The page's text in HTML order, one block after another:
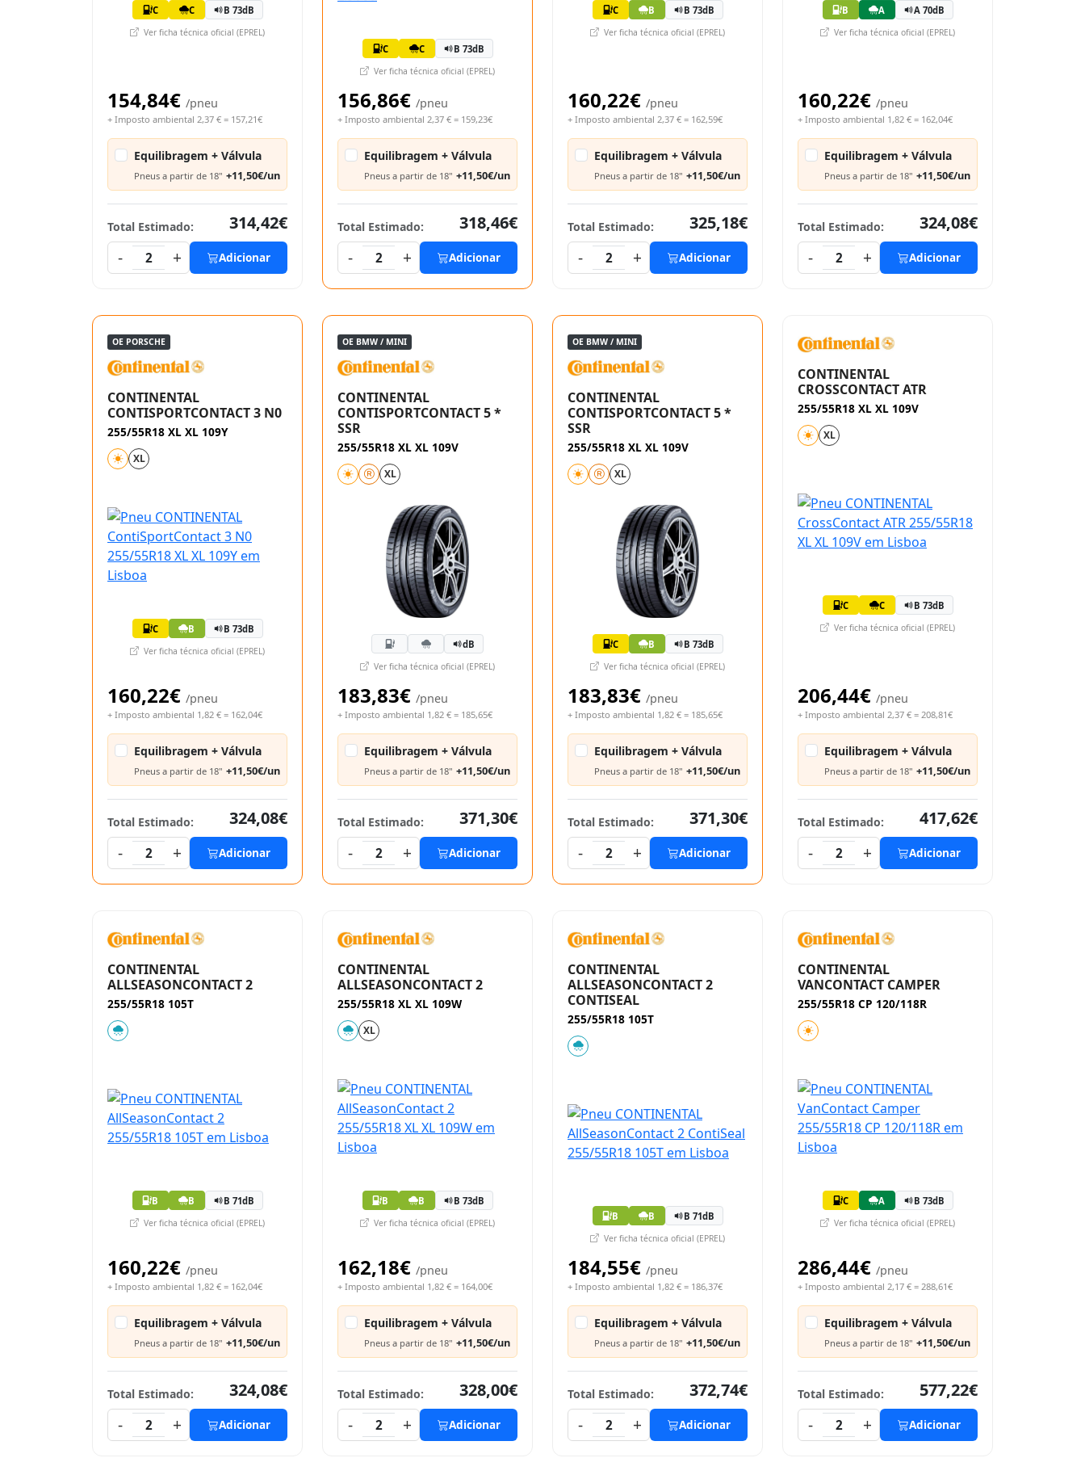
C C B 73dB
Ver ficha técnica oficial (EPREL)
154,84€ /pneu
+ Imposto ambiental 2,37 € = 157,21€
Equilibragem + Válvula
Pneus a partir de 18" +11,50€/un
Total Estimado:
314,42€
-
2 + Adicionar
C C B 73dB
Ver ficha técnica oficial (EPREL)
156,86€ /pneu
+ Imposto ambiental 2,37 € = 159,23€
Equilibragem + Válvula
Pneus a partir de 18" +11,50€/un
Total Estimado:
318,46€
-
2 + Adicionar
C B B 73dB
Ver ficha técnica oficial (EPREL)
160,22€ /pneu
+ Imposto ambiental 2,37 € = 162,59€
Equilibragem + Válvula
Pneus a partir de 18" +11,50€/un
Total Estimado:
325,18€
-
2 + Adicionar
B A A 70dB
Ver ficha técnica oficial (EPREL)
160,22€ /pneu
+ Imposto ambiental 1,82 € = 162,04€
Equilibragem + Válvula
Pneus a partir de 18" +11,50€/un
Total Estimado:
324,08€
-
2 + Adicionar
OE PORSCHE
CONTINENTAL
CONTISPORTCONTACT 3 N0
255/55R18 XL XL 109Y
XL
C B B 73dB
Ver ficha técnica oficial (EPREL)
160,22€ /pneu
+ Imposto ambiental 1,82 € = 162,04€
Equilibragem + Válvula
Pneus a partir de 18" +11,50€/un
Total Estimado:
324,08€
-
2 + Adicionar
OE BMW / MINI
CONTINENTAL
CONTISPORTCONTACT 5 *
SSR
255/55R18 XL XL 109V
XL
dB
Ver ficha técnica oficial (EPREL)
183,83€ /pneu
+ Imposto ambiental 1,82 € = 185,65€
Equilibragem + Válvula
Pneus a partir de 18" +11,50€/un
Total Estimado:
371,30€
-
2 + Adicionar
OE BMW / MINI
CONTINENTAL
CONTISPORTCONTACT 5 *
SSR
255/55R18 XL XL 109V
XL
C B B 73dB
Ver ficha técnica oficial (EPREL)
183,83€ /pneu
+ Imposto ambiental 1,82 € = 185,65€
Equilibragem + Válvula
Pneus a partir de 18" +11,50€/un
Total Estimado:
371,30€
-
2 + Adicionar
CONTINENTAL
CROSSCONTACT ATR
255/55R18 XL XL 109V
XL
C C B 73dB
Ver ficha técnica oficial (EPREL)
206,44€ /pneu
+ Imposto ambiental 2,37 € = 208,81€
Equilibragem + Válvula
Pneus a partir de 18" +11,50€/un
Total Estimado:
417,62€
-
2 + Adicionar
CONTINENTAL
ALLSEASONCONTACT 2
255/55R18 105T
B B B 71dB
Ver ficha técnica oficial (EPREL)
160,22€ /pneu
+ Imposto ambiental 1,82 € = 162,04€
Equilibragem + Válvula
Pneus a partir de 18" +11,50€/un
Total Estimado:
324,08€
-
2 + Adicionar
CONTINENTAL
ALLSEASONCONTACT 2
255/55R18 XL XL 109W
XL
B B B 73dB
Ver ficha técnica oficial (EPREL)
162,18€ /pneu
+ Imposto ambiental 1,82 € = 164,00€
Equilibragem + Válvula
Pneus a partir de 18" +11,50€/un
Total Estimado:
328,00€
-
2 + Adicionar
CONTINENTAL
ALLSEASONCONTACT 2
CONTISEAL
255/55R18 105T
B B B 71dB
Ver ficha técnica oficial (EPREL)
184,55€ /pneu
+ Imposto ambiental 1,82 € = 186,37€
Equilibragem + Válvula
Pneus a partir de 18" +11,50€/un
Total Estimado:
372,74€
-
2 + Adicionar
CONTINENTAL
VANCONTACT CAMPER
255/55R18 CP 120/118R
C A B 73dB
Ver ficha técnica oficial (EPREL)
286,44€ /pneu
+ Imposto ambiental 2,17 € = 288,61€
Equilibragem + Válvula
Pneus a partir de 18" +11,50€/un
Total Estimado:
577,22€
-
2 + Adicionar